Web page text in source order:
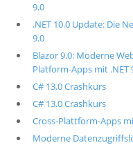
9.0
.NET 10.0 Update: Die
9.0
Blazor 9.0: Moderne
Platform-Apps mit .NET
C# 13.0 Crashkurs
C# 13.0 Crashkurs
Cross-Plattform-Apps
Moderne